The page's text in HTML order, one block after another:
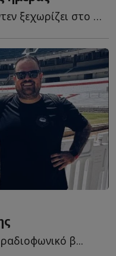
Το φιλικό ΑΕΚ – Σιντ Τρούιντεν ξεχωρίζει στο πρόγραμμα μ...
β...